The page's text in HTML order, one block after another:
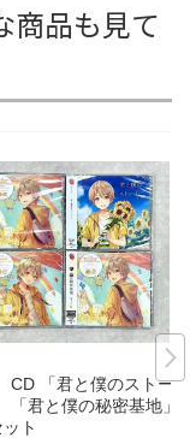
商品も見て
「君と僕のストー
君と僕の秘密基地」
ト